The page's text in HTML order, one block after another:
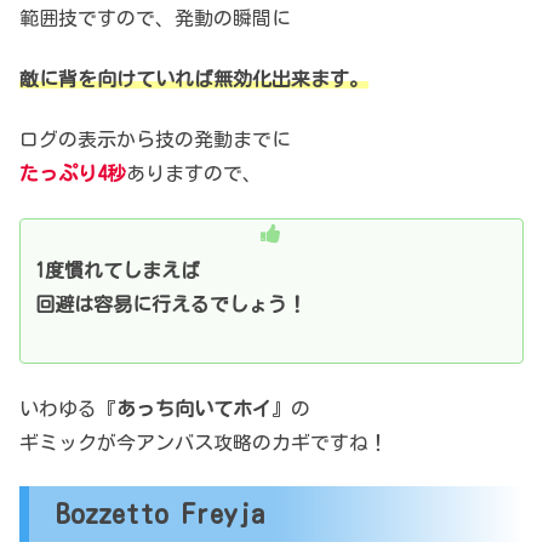
範囲技ですので、発動の瞬間に
敵に背を向けていれば無効化出来ます。
ログの表示から技の発動までに
たっぷり4秒ありますので、
1度慣れてしまえば
回避は容易に行えるでしょう！
いわゆる『あっち向いてホイ 』の
ギミックが今アンバス攻略のカギですね！
Bozzetto Freyja